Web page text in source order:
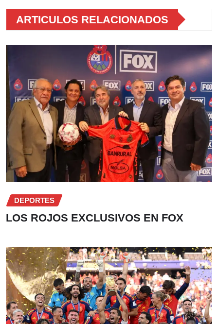
ARTICULOS RELACIONADOS
DEPORTES
LOS ROJOS EXCLUSIVOS EN FOX